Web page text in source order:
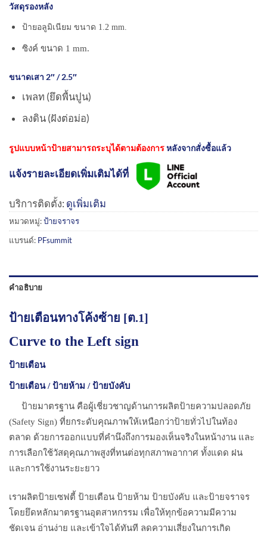
วัสดุรองหลัง
ป้ายอลูมิเนียม ขนาด 1.2 mm.
ซิงค์ ขนาด 1 mm.
ขนาดเสา 2″ / 2.5″
เพลท (ยึดพื้นปูน)
ลงดิน (ฝังต่อม่อ)
รูปแบบหน้าป้ายสามารถระบุได้ตามต้องการหลังจากสั่งซื้อแล้ว
แจ้งรายละเอียดเพิ่มเติมได้ที่
บริการติดตั้ง: ดูเพิ่มเติม
หมวดหมู่:ป้ายจราจร
แบรนด์: PFsummit
คำอธิบาย
ป้ายเตือนทางโค้งซ้าย [ต.1]
Curve to the Left sign
ป้ายเตือน
ป้ายเตือน / ป้ายห้าม / ป้ายบังคับ
ป้ายมาตรฐาน คือผู้เชี่ยวชาญด้านการผลิตป้ายความปลอดภัย
(Safety Sign) ที่ยกระดับคุณภาพให้เหนือกว่าป้ายทั่วไปในท้อง
ตลาด ด้วยการออกแบบที่คำนึงถึงการมองเห็นจริงในหน้างาน และ
การเลือกใช้วัสดุคุณภาพสูงที่ทนต่อทุกสภาพอากาศ ทั้งแดด ฝน
และการใช้งานระยะยาว
เราผลิตป้ายเซฟตี้ ป้ายเตือน ป้ายห้าม ป้ายบังคับ และป้ายจราจร
โดยยึดหลักมาตรฐานอุตสาหกรรม เพื่อให้ทุกข้อความมีความ
ชัดเจน อ่านง่าย และเข้าใจได้ทันที ลดความเสี่ยงในการเกิด